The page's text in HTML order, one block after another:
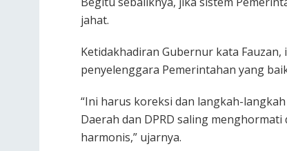
jahat.
Ketidakhadiran Gubernur kata
penyelenggara Pemerintahan yang
“Ini harus koreksi dan langkah-
Daerah dan DPRD saling
harmonis,” ujarnya.